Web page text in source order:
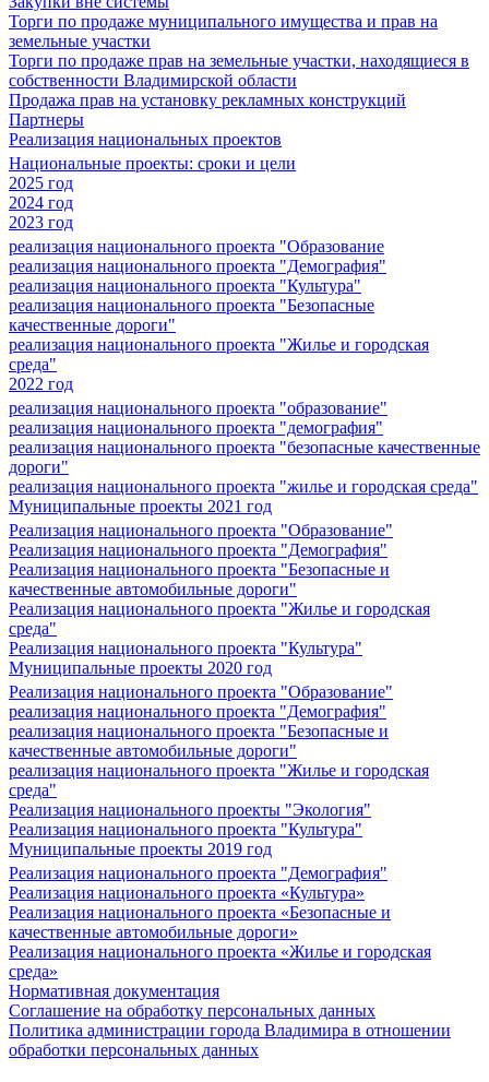
Торги по продаже муниципального имущества и прав на
земельные участки
Торги по продаже прав на земельные участки, находящиеся в
собственности Владимирской области
Продажа прав на установку рекламных конструкций
Партнеры
Реализация национальных проектов
Национальные проекты: сроки и цели
2025 год
2024 год
2023 год
реализация национального проекта "Образование
реализация национального проекта "Демография"
реализация национального проекта "Культура"
реализация национального проекта "Безопасные
качественные дороги"
реализация национального проекта "Жилье и городская
среда"
2022 год
реализация национального проекта "образование"
реализация национального проекта "демография"
реализация национального проекта "безопасные качественные
дороги"
реализация национального проекта "жилье и городская среда"
Муниципальные проекты 2021 год
Реализация национального проекта "Образование"
Реализация национального проекта "Демография"
Реализация национального проекта "Безопасные и
качественные автомобильные дороги"
Реализация национального проекта "Жилье и городская
среда"
Реализация национального проекта "Культура"
Муниципальные проекты 2020 год
Реализация национального проекта "Образование"
реализация национального проекта "Демография"
реализация национального проекта "Безопасные и
качественные автомобильные дороги"
реализация национального проекта "Жилье и городская
среда"
Реализация национального проекты "Экология"
Реализация национального проекта "Культура"
Муниципальные проекты 2019 год
Реализация национального проекта "Демография"
Реализация национального проекта «Культура»
Реализация национального проекта «Безопасные и
качественные автомобильные дороги»
Реализация национального проекта «Жилье и городская
среда»
Нормативная документация
Соглашение на обработку персональных данных
Политика администрации города Владимира в отношении
обработки персональных данных